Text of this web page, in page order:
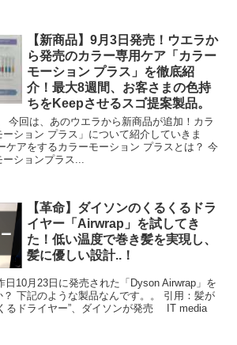
【新商品】9月3日発売！ウエラか
ら発売のカラー専用ケア「カラー
モーション プラス」を徹底紹
介！最大8週間、お客さまの色持
ちをKeepさせるスゴ提案製品。
今回は、あのウエラから新商品が追加！カラ
ション プラス」について紹介していきま
ケアをするカラーモーション プラスとは？ 今
ーションプラス...
【革命】ダイソンのくるくるドラ
イヤー「Airwrap」を試してき
た！低い温度で巻き髪を実現し、
髪に優しい設計..！
日10月23日に発売された「Dyson Airwrap」を
下記のような製品なんです。。 引用：髪が
るドライヤー”、ダイソンが発売 IT media